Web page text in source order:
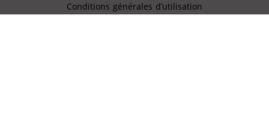
Conditions générales d’utilisation